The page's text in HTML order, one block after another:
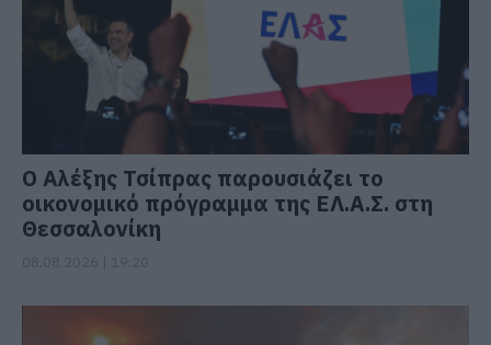
Ο Αλέξης Τσίπρας παρουσιάζει το
οικονομικό πρόγραμμα της ΕΛ.Α.Σ. στη
Θεσσαλονίκη